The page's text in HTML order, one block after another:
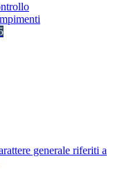
generale riferiti a